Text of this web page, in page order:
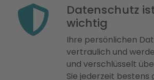
Datenschutz
wichtig
Ihre persönlichen
vertraulich und
und verschlüsselt
Sie jederzeit bestens